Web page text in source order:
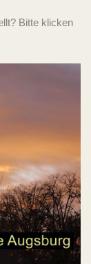
Bitte klicken